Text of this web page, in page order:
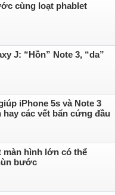
cùng loạt phablet
J: “Hồn” Note 3, “da”
iPhone 5s và Note 3
hay các vết bẩn cứng đầu
màn hình lớn có thể
bước